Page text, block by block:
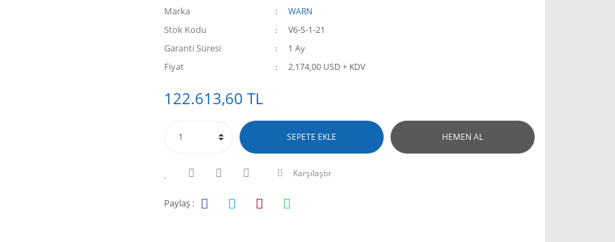
Marka WARN
Stok Kodu V6-S-1-21
Garanti Süresi 1 Ay
Fiyat 2.174,00 USD + KDV
122.613,60 TL
SEPETE EKLE HEMEN AL
Karşılaştır
Paylaş :